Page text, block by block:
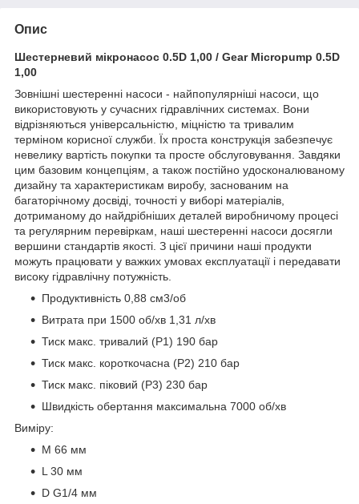
Опис
Шестерневий мікронасос 0.5D 1,00 / Gear Micropump 0.5D
1,00
Зовнішні шестеренні насоси - найпопулярніші насоси, що
використовують у сучасних гідравлічних системах. Вони
відрізняються універсальністю, міцністю та тривалим
терміном корисної служби. Їх проста конструкція забезпечує
невелику вартість покупки та просте обслуговування. Завдяки
цим базовим концепціям, а також постійно удосконалюваному
дизайну та характеристикам виробу, заснованим на
багаторічному досвіді, точності у виборі матеріалів,
дотриманому до найдрібніших деталей виробничому процесі
та регулярним перевіркам, наші шестеренні насоси досягли
вершини стандартів якості. З цієї причини наші продукти
можуть працювати у важких умовах експлуатації і передавати
високу гідравлічну потужність.
Продуктивність 0,88 см3/об
Витрата при 1500 об/хв 1,31 л/хв
Тиск макс. тривалий (Р1) 190 бар
Тиск макс. короткочасна (Р2) 210 бар
Тиск макс. піковий (Р3) 230 бар
Швидкість обертання максимальна 7000 об/хв
Виміру:
M 66 мм
L 30 мм
D G1/4 мм